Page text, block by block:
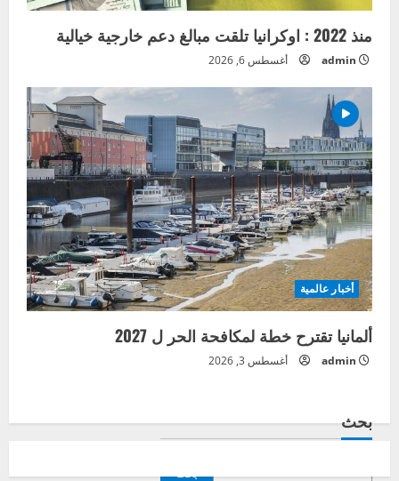
منذ 2022 : اوكرانيا تلقت مبالغ دعم خارجية خيالية
admin أغسطس 6, 2026
أخبار عالمية
ألمانيا تقترح خطة لمكافحة الحر ل 2027
admin أغسطس 3, 2026
بحث
بحث